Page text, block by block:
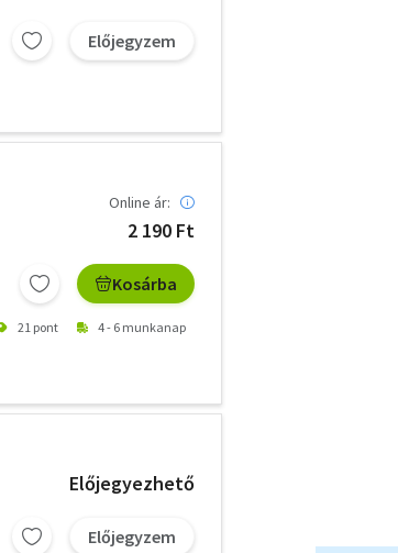
Előjegyzem
Online ár:
2 190 Ft
Kosárba
21 pont 4 - 6 munkanap
Előjegyezhető
Előjegyzem